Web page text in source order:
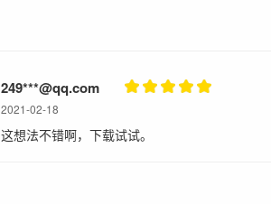
249***@qq.com
2021-02-18
这想法不错啊，下载试试。